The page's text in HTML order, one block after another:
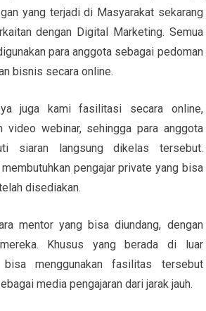
yang terjadi di Masyarakat sekarang
dengan Digital Marketing. Semua
para anggota sebagai pedoman
bisnis secara online.
juga kami fasilitasi secara online,
video webinar, sehingga para anggota
siaran langsung dikelas tersebut.
pengajar private yang bisa
disediakan.
mentor yang bisa diundang, dengan
Khusus yang berada di luar
menggunakan fasilitas tersebut
media pengajaran dari jarak jauh.